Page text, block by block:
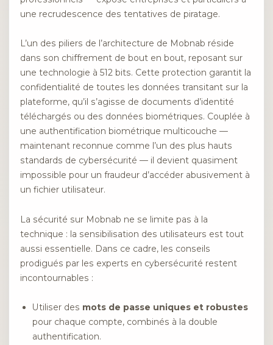
une recrudescence des tentatives de piratage.
L’un des piliers de l’architecture de Mobnab réside
dans son chiffrement de bout en bout, reposant sur
une technologie à 512 bits. Cette protection garantit la
confidentialité de toutes les données transitant sur la
plateforme, qu’il s’agisse de documents d’identité
téléchargés ou des données biométriques. Couplée à
une authentification biométrique multicouche —
maintenant reconnue comme l’un des plus hauts
standards de cybersécurité — il devient quasiment
impossible pour un fraudeur d’accéder abusivement à
un fichier utilisateur.
La sécurité sur Mobnab ne se limite pas à la
technique : la sensibilisation des utilisateurs est tout
aussi essentielle. Dans ce cadre, les conseils
prodigués par les experts en cybersécurité restent
incontournables :
Utiliser des mots de passe uniques et robustes
pour chaque compte, combinés à la double
authentification.